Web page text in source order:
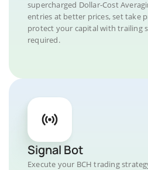
supercharged Dollar-Cost
entries at better prices, set take
protect your capital with trailing
required.
Signal Bot
Execute your BCH trading